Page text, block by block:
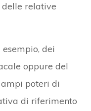
relative
esempio, dei
oppure del
poteri di
di riferimento